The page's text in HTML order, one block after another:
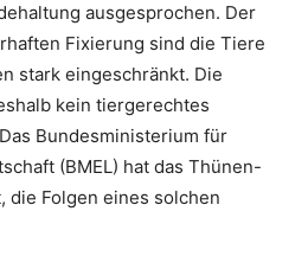
ausgesprochen. Der
Fixierung sind die Tiere
stark eingeschränkt. Die
kein tiergerechtes
Bundesministerium für
(BMEL) hat das Thünen-
die Folgen eines solchen